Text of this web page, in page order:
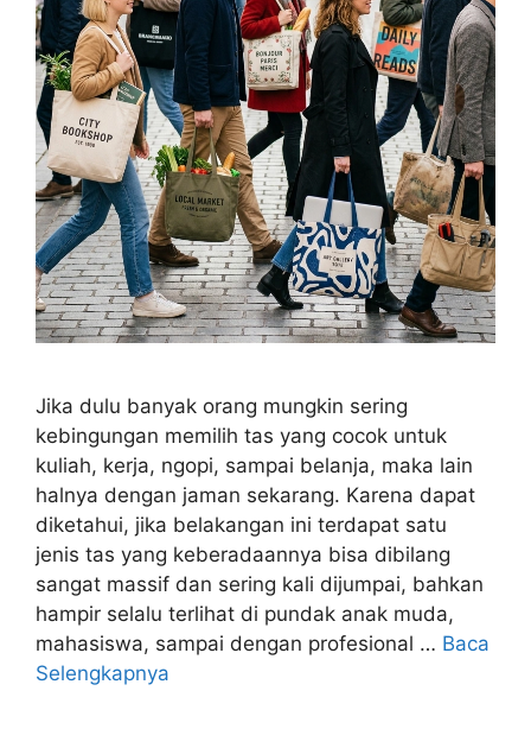
Jika dulu banyak orang mungkin sering
kebingungan memilih tas yang cocok untuk
kuliah, kerja, ngopi, sampai belanja, maka lain
halnya dengan jaman sekarang. Karena dapat
diketahui, jika belakangan ini terdapat satu
jenis tas yang keberadaannya bisa dibilang
sangat massif dan sering kali dijumpai, bahkan
hampir selalu terlihat di pundak anak muda,
mahasiswa, sampai dengan profesional … Baca
Selengkapnya